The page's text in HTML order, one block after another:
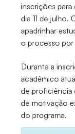
inscrições para
dia 11 de julho.
apadrinhar
o processo
Durante a
acadêmico
de proficiência
de motivação
do programa.